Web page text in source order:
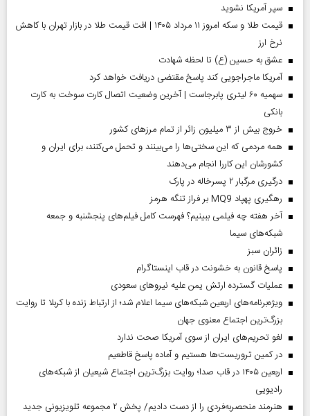
سپر آمریکا نشوید
قیمت طلا و سکه امروز ۱۱ مرداد ۱۴۰۵ | افت قیمت طلا در بازار تهران با کاهش
نرخ ارز
عشق به حسین (ع) تا لحظه شهادت
آمریکا ماجراجویی کند پاسخ مقتضی دریافت خواهد کرد
سهمیه ۶۰ لیتری پابرجاست | آخرین وضعیت اتصال کارت سوخت به کارت
بانکی
خروج بیش از ۳ میلیون زائر از تمام مرز‌های کشور
همه مردمی که این سختی‌ها را می‌بینند و تحمل می‌کنند، برای ایران و
کشورشان این کاررا انجام می‌دهند
درگیری مرگبار ۲ پسرخاله در پارک
رهگیری پهپاد MQ9 بر فراز تنگه هرمز
آخر هفته چه فیلمی ببینیم؟ فهرست کامل فیلم‌های پنجشنبه و جمعه
شبکه‌های سیما
‌زائران سبز
پاسخ قانون به خشونت در قاب اینستاگرام
عملیات گسترده ارتش یمن علیه نیروهای سعودی
ویژه‌برنامه‌های اربعین شبکه‌های سیما اعلام شد؛ از ارتباط زنده با کربلا تا روایت
بزرگ‌ترین اجتماع معنوی جهان
لغو تحریم‌های ایران از سوی آمریکا صحت ندارد
در کمین تروریست‌ها هستیم و آماده پاسخ قاطعیم
اربعین ۱۴۰۵ در قاب صدا؛ روایت بزرگ‌ترین اجتماع شیعیان از شبکه‌های
رادیویی
هنرمند منحصر‌به‌فردی را از دست دادیم/ پخش ۲ مجموعه تلویزیونی جدید